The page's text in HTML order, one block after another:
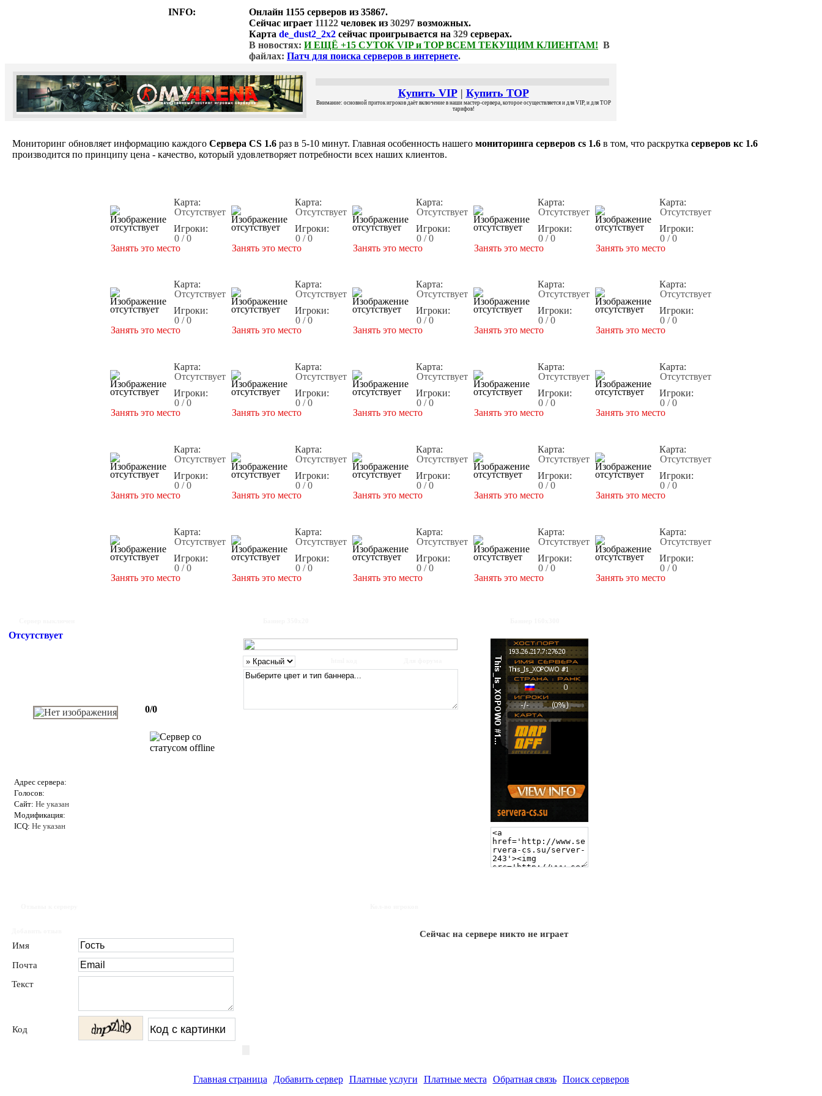
INFO: Онлайн 1155 серверов из 35867.
Сейчас играет 11122 человек из 30297 возможных.
Карта de_dust2_2x2 сейчас проигрывается на 329 серверах.
В новостях: И ЕЩЁ +15 СУТОК VIP и TOP ВСЕМ ТЕКУЩИМ КЛИЕНТАМ! В
файлах: Патч для поиска серверов в интернете.
Купить VIP| Купить TOP
Внимание: основной приток игроков даёт включение в наши мастер-сервера, которое осуществляется и для VIP, и для TOP
тарифов!
Мониторинг обновляет информацию каждого Сервера CS 1.6 раз в 5-10 минут. Главная особенность нашего мониторинга серверов cs 1.6 в том, что раскрутка серверов кс 1.6
производится по принципу цена - качество, который удовлетворяет потребности всех наших клиентов.
Карта:
Отсутствует
Игроки:
0 / 0
Занять это место
Карта:
Отсутствует
Игроки:
0 / 0
Занять это место
Карта:
Отсутствует
Игроки:
0 / 0
Занять это место
Карта:
Отсутствует
Игроки:
0 / 0
Занять это место
Карта:
Отсутствует
Игроки:
0 / 0
Занять это место
Карта:
Отсутствует
Игроки:
0 / 0
Занять это место
Карта:
Отсутствует
Игроки:
0 / 0
Занять это место
Карта:
Отсутствует
Игроки:
0 / 0
Занять это место
Карта:
Отсутствует
Игроки:
0 / 0
Занять это место
Карта:
Отсутствует
Игроки:
0 / 0
Занять это место
Карта:
Отсутствует
Игроки:
0 / 0
Занять это место
Карта:
Отсутствует
Игроки:
0 / 0
Занять это место
Карта:
Отсутствует
Игроки:
0 / 0
Занять это место
Карта:
Отсутствует
Игроки:
0 / 0
Занять это место
Карта:
Отсутствует
Игроки:
0 / 0
Занять это место
Карта:
Отсутствует
Игроки:
0 / 0
Занять это место
Карта:
Отсутствует
Игроки:
0 / 0
Занять это место
Карта:
Отсутствует
Игроки:
0 / 0
Занять это место
Карта:
Отсутствует
Игроки:
0 / 0
Занять это место
Карта:
Отсутствует
Игроки:
0 / 0
Занять это место
Карта:
Отсутствует
Игроки:
0 / 0
Занять это место
Карта:
Отсутствует
Игроки:
0 / 0
Занять это место
Карта:
Отсутствует
Игроки:
0 / 0
Занять это место
Карта:
Отсутствует
Игроки:
0 / 0
Занять это место
Карта:
Отсутствует
Игроки:
0 / 0
Занять это место
Отсутствует
0/0
Адрес сервера:
Голосов:
Сайт: Не указан
Модификация:
ICQ: Не указан
Имя
Почта
Текст
Код
Сейчас на сервере никто не играет
Главная страница Добавить сервер Платные услуги Платные места Обратная связь Поиск серверов